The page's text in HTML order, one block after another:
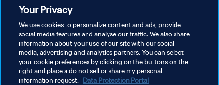
DATENSCHUTZ
NUTZUNGSBEDINGUNGEN
Your Privacy
We use cookies to personalize content and ads, provide
social media features and analyse our traffic. We also share
information about your use of our site with our social
media, advertising and analytics partners. You can select
your cookie preferences by clicking on the buttons on the
right and place a do not sell or share my personal
information request. Data Protection Portal